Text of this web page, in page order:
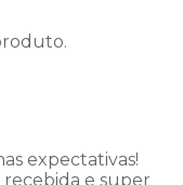
expectativas!
e super